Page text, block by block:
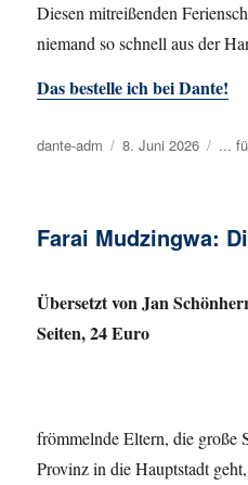
Diesen mitreißenden
niemand so schnell aus der
Das bestelle ich bei Dante!
Autor
dante-adm
Veröffentlicht
8. Juni 2026 ...
Farai Mudzingwa:
Übersetzt von Jan
Seiten, 24 Euro
frömmelnde Eltern, die große
Provinz in die Hauptstadt